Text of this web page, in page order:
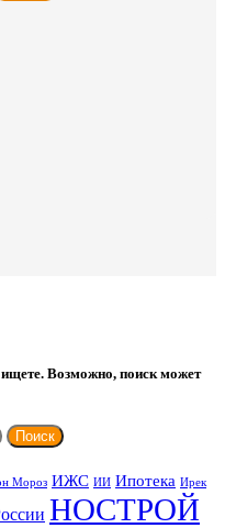
Возможно, поиск может
Мороз ИЖС ИИ Ипотека Ирек
НОСТРОЙ